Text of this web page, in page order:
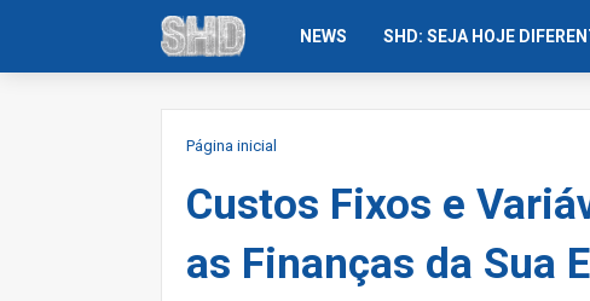
NEWS SHD: SEJA HOJE
Página inicial
Custos Fixos e
as Finanças da Sua